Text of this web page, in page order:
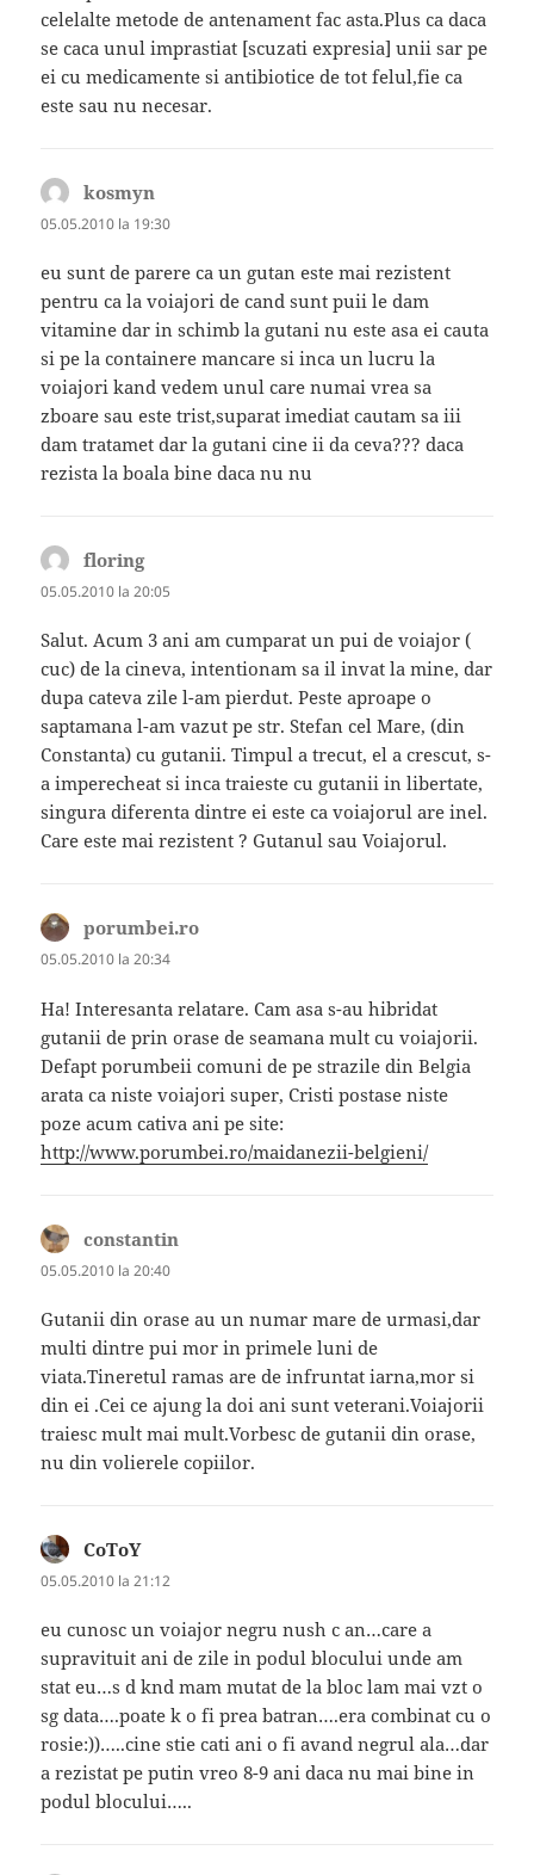
celelalte metode de antenament fac asta.Plus ca daca
se caca unul imprastiat [scuzati expresia] unii sar pe
ei cu medicamente si antibiotice de tot felul,fie ca
este sau nu necesar.
kosmyn
05.05.2010 la 19:30
eu sunt de parere ca un gutan este mai rezistent
pentru ca la voiajori de cand sunt puii le dam
vitamine dar in schimb la gutani nu este asa ei cauta
si pe la containere mancare si inca un lucru la
voiajori kand vedem unul care numai vrea sa
zboare sau este trist,suparat imediat cautam sa iii
dam tratamet dar la gutani cine ii da ceva??? daca
rezista la boala bine daca nu nu
floringspune:
05.05.2010 la 20:05
Salut. Acum 3 ani am cumparat un pui de voiajor (
cuc) de la cineva, intentionam sa il invat la mine, dar
dupa cateva zile l-am pierdut. Peste aproape o
saptamana l-am vazut pe str. Stefan cel Mare, (din
Constanta) cu gutanii. Timpul a trecut, el a crescut, s-
a imperecheat si inca traieste cu gutanii in libertate,
singura diferenta dintre ei este ca voiajorul are inel.
Care este mai rezistent ? Gutanul sau Voiajorul.
porumbei.ro
05.05.2010 la 20:34
Ha! Interesanta relatare. Cam asa s-au hibridat
gutanii de prin orase de seamana mult cu voiajorii.
Defapt porumbeii comuni de pe strazile din Belgia
arata ca niste voiajori super, Cristi postase niste
poze acum cativa ani pe site:
http://www.porumbei.ro/maidanezii-belgieni/
constantin
05.05.2010 la 20:40
Gutanii din orase au un numar mare de urmasi,dar
multi dintre pui mor in primele luni de
viata.Tineretul ramas are de infruntat iarna,mor si
din ei .Cei ce ajung la doi ani sunt veterani.Voiajorii
traiesc mult mai mult.Vorbesc de gutanii din orase,
nu din volierele copiilor.
CoToYspune:
05.05.2010 la 21:12
eu cunosc un voiajor negru nush c an…care a
supravituit ani de zile in podul blocului unde am
stat eu…s d knd mam mutat de la bloc lam mai vzt o
sg data….poate k o fi prea batran….era combinat cu o
rosie:))…..cine stie cati ani o fi avand negrul ala…dar
a rezistat pe putin vreo 8-9 ani daca nu mai bine in
podul blocului…..